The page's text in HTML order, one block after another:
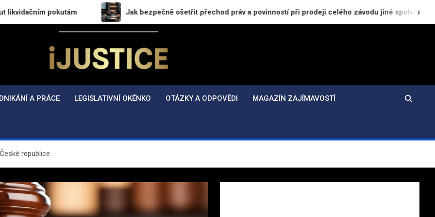
pokutám Jak bezpečně ošetřit přechod práv a povinností při prodeji celého závodu jiné společnosti
i-Justice.cz
Právo, legislativa a finance v praxi
A PRÁCE LEGISLATIVNÍ OKÉNKO OTÁZKY A ODPOVĚDI MAGAZÍN ZAJÍMAVOSTÍ
republice